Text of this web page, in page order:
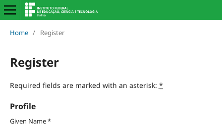
Home / Register
Register
Required fields are marked with an asterisk: *
Profile
Given Name*